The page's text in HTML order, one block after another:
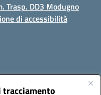
Trasp. DD3 Modugno
di accessibilità
(Bari)